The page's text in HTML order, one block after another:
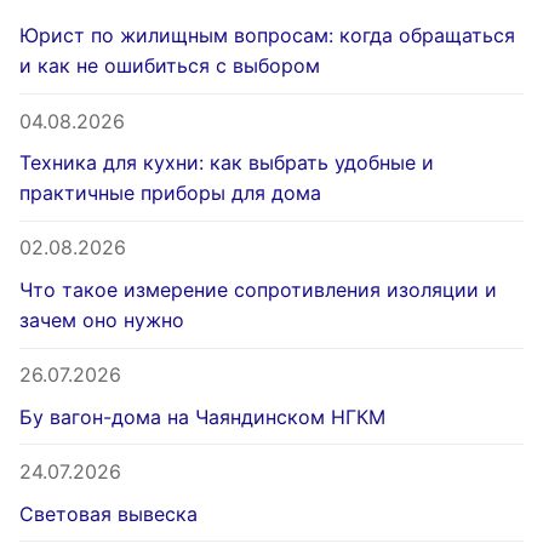
Юрист по жилищным вопросам: когда обращаться
и как не ошибиться с выбором
04.08.2026
Техника для кухни: как выбрать удобные и
практичные приборы для дома
02.08.2026
Что такое измерение сопротивления изоляции и
зачем оно нужно
26.07.2026
Бу вагон-дома на Чаяндинском НГКМ
24.07.2026
Световая вывеска